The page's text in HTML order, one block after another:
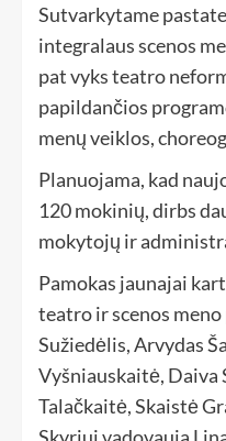
Sutvarkytame
integralaus scenos
pat vyks teatro
papildančios
menų veiklos,
Planuojama, kad
120 mokinių, dirbs
mokytojų ir
Pamokas jaunajai
teatro ir scenos
Sužiedėlis, Arvydas
Vyšniauskaitė,
Talačkaitė, Skaistė